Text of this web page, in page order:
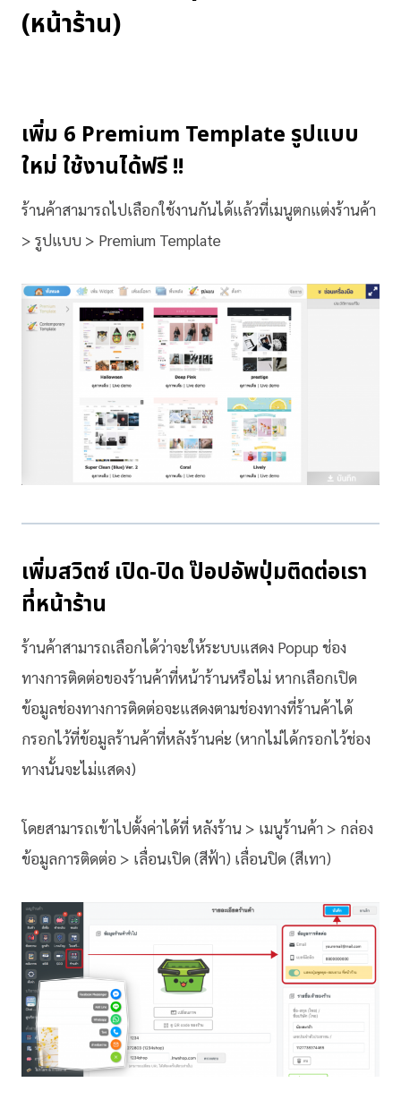
(หน้าร้าน)
เพิ่ม 6 Premium Template รูปแบบ
ใหม่ ใช้งานได้ฟรี !!
ร้านค้าสามารถไปเลือกใช้งานกันได้แล้วที่เมนูตกแต่งร้านค้า
> รูปแบบ > Premium Template
เพิ่มสวิตซ์ เปิด-ปิด ป๊อปอัพปุ่มติดต่อเรา
ที่หน้าร้าน
ร้านค้าสามารถเลือกได้ว่าจะให้ระบบแสดง Popup ช่อง
ทางการติดต่อของร้านค้าที่หน้าร้านหรือไม่ หากเลือกเปิด
ข้อมูลช่องทางการติดต่อจะแสดงตามช่องทางที่ร้านค้าได้
กรอกไว้ที่ข้อมูลร้านค้าที่หลังร้านค่ะ (หากไม่ได้กรอกไว้ช่อง
ทางนั้นจะไม่แสดง)
โดยสามารถเข้าไปตั้งค่าได้ที่ หลังร้าน > เมนูร้านค้า > กล่อง
ข้อมูลการติดต่อ > เลื่อนเปิด (สีฟ้า) เลื่อนปิด (สีเทา)